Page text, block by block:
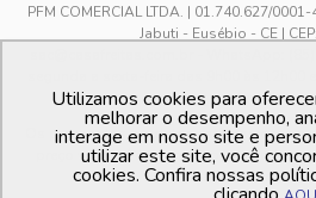
PFM COMERCIAL LTDA. | 01.740.627/
Jabuti - Eusébio - CE |
feriados.
Os preços dos produtos estão sujeitos a
preço valido é sempre o apresentado no
compra, no carrinho de
Utilizamos cookies para
melhorar o desempenho,
interage em nosso site e
utilizar este site, você
cookies. Confira nossas